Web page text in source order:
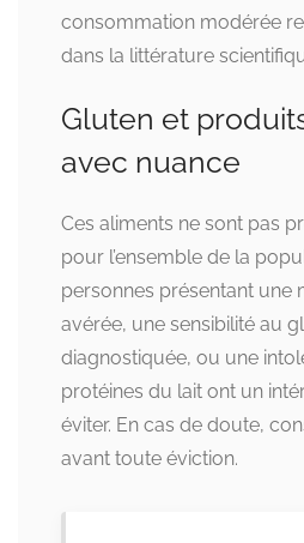
consommation modérée
dans la littérature
Gluten et
avec nuance
Ces aliments ne sont pas
pour l’ensemble de la
personnes présentant
avérée, une sensibilité au
diagnostiquée, ou une
protéines du lait ont un
éviter. En cas de doute,
avant toute éviction.